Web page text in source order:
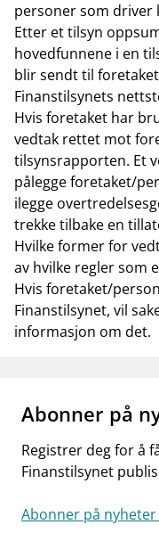
personer som driver
Etter et tilsyn
hovedfunnene i en
blir sendt til
Finanstilsynets
Hvis foretaket har
vedtak rettet mot
tilsynsrapporten. Et
pålegge foretaket/
ilegge
trekke tilbake en
Hvilke former for
av hvilke regler som
Hvis foretaket/
Finanstilsynet, vil
informasjon om det.
Abonner på
Registrer deg for å
Finanstilsynet
Abonner på nyheter